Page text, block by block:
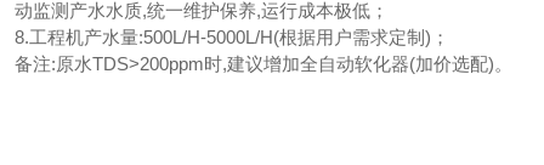
动监测产水水质,统一维护保养,运行成本极低；
8.工程机产水量:500L/H-5000L/H(根据用户需求定制)；
备注:原水TDS>200ppm时,建议增加全自动软化器(加价选配)。